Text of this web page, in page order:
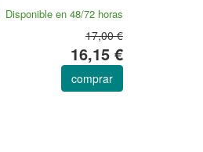
Disponible en 48/72 horas
17,00 €
16,15 €
comprar